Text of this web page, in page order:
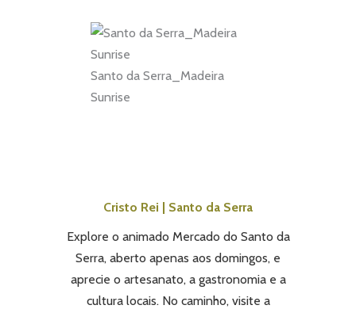
Santo da Serra_Madeira
Sunrise
Cristo Rei | Santo da Serra
Explore o animado Mercado do Santo da
Serra, aberto apenas aos domingos, e
aprecie o artesanato, a gastronomia e a
cultura locais. No caminho, visite a